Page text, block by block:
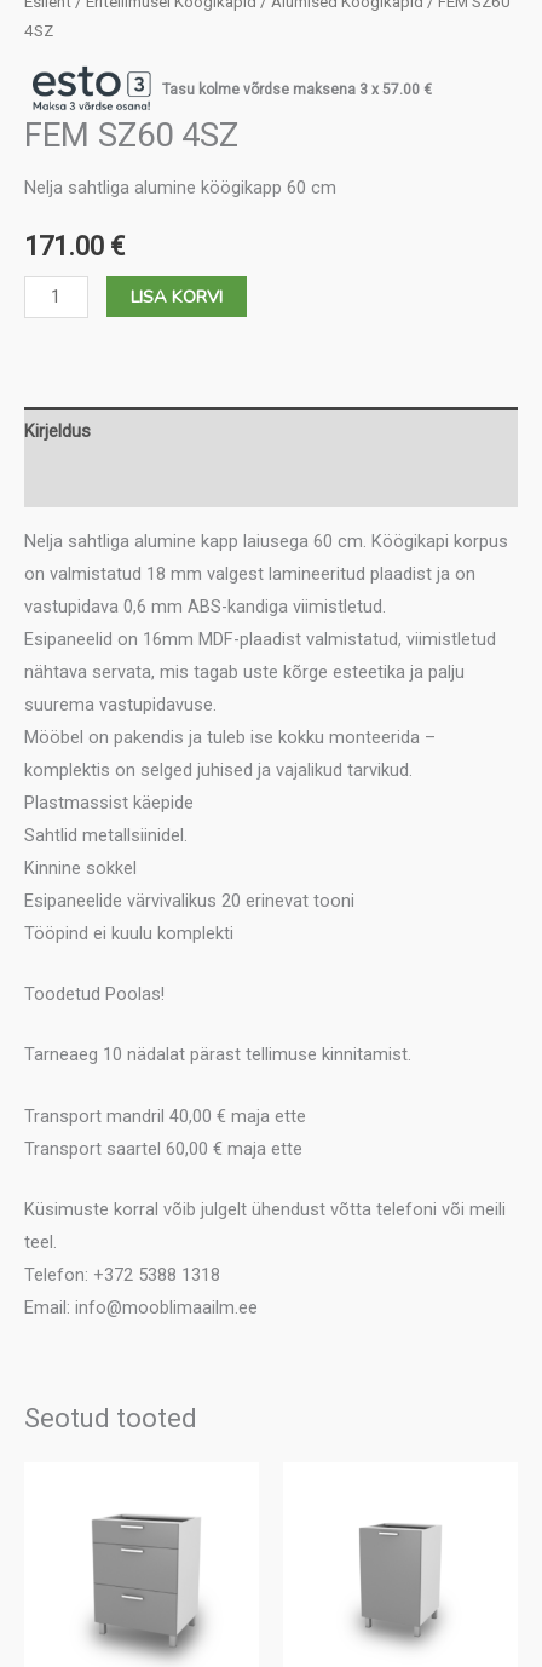
4SZ
Tasu kolme võrdse maksena 3 x 57.00 €
FEM SZ60 4SZ
Nelja sahtliga alumine köögikapp 60 cm
171.00 €
FEM
SZ60
LISA KORVI
Kirjeldus
Nelja sahtliga alumine kapp laiusega 60 cm. Köögikapi korpus
on valmistatud 18 mm valgest lamineeritud plaadist ja on
vastupidava 0,6 mm ABS-kandiga viimistletud.
Esipaneelid on 16mm MDF-plaadist valmistatud, viimistletud
nähtava servata, mis tagab uste kõrge esteetika ja palju
suurema vastupidavuse.
Mööbel on pakendis ja tuleb ise kokku monteerida –
komplektis on selged juhised ja vajalikud tarvikud.
Plastmassist käepide
Sahtlid metallsiinidel.
Kinnine sokkel
Esipaneelide värvivalikus 20 erinevat tooni
Tööpind ei kuulu komplekti
Toodetud Poolas!
Tarneaeg 10 nädalat pärast tellimuse kinnitamist.
Transport mandril 40,00 € maja ette
Transport saartel 60,00 € maja ette
Küsimuste korral võib julgelt ühendust võtta telefoni või meili
teel.
Telefon: +372 5388 1318
Email: info@mooblimaailm.ee
Seotud tooted